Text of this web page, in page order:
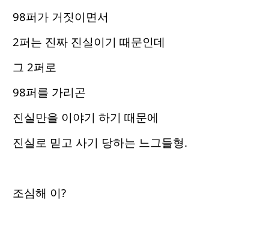
98퍼가 거짓이면서
2퍼는 진짜 진실이기 때문인데
그 2퍼로
98퍼를 가리곤
진실만을 이야기 하기 때문에
진실로 믿고 사기 당하는 느그들형.
조심해 이?